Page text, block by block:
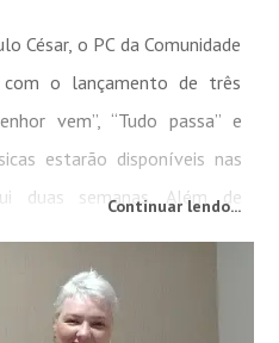
César, o PC da Comunidade
o lançamento de três
vem”, “Tudo passa” e
estarão disponíveis nas
duas semanas. Além de
o Padre...
Continuar lendo...